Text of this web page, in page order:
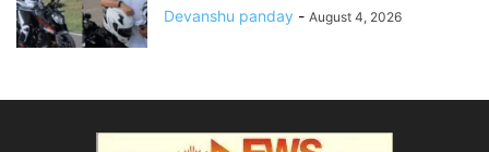
Devanshu panday - August 4, 2026